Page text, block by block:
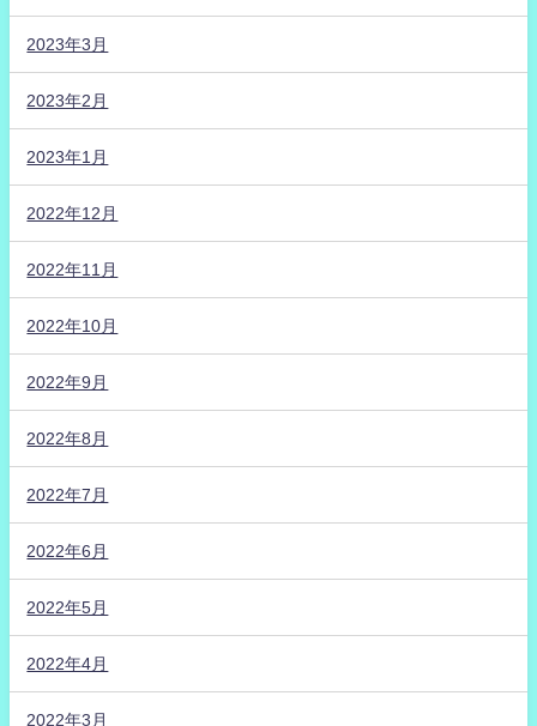
2023年3月
2023年2月
2023年1月
2022年12月
2022年11月
2022年10月
2022年9月
2022年8月
2022年7月
2022年6月
2022年5月
2022年4月
2022年3月